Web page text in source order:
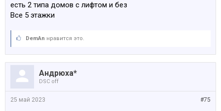
есть 2 типа домов с лифтом и без
Все 5 этажки
DemAn нравится это.
Андрюха*
DSC off
#75
25 май 2023